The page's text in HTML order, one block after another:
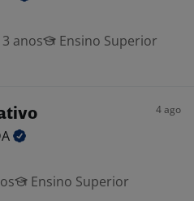
anos
Ensino Superior
4 ago
Ensino Superior